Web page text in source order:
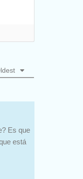
Es que
está